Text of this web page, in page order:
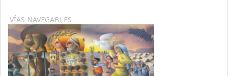
VÍAS NAVEGABLES